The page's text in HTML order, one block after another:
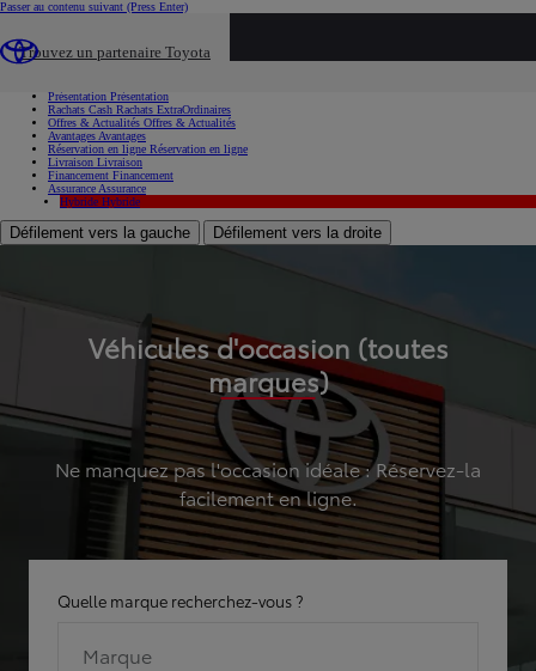
Passer au contenu suivant (Press Enter)
Trouvez un partenaire Toyota
Présentation Présentation
Rachats Cash Rachats ExtraOrdinaires
Offres & Actualités Offres & Actualités
Avantages Avantages
Réservation en ligne Réservation en ligne
Livraison Livraison
Financement Financement
Assurance Assurance
Hybride Hybride
Défilement vers la gauche Défilement vers la droite
Véhicules d'occasion (toutes
marques)
Ne manquez pas l'occasion idéale : Réservez-la
facilement en ligne.
Quelle marque recherchez-vous ?
Marque